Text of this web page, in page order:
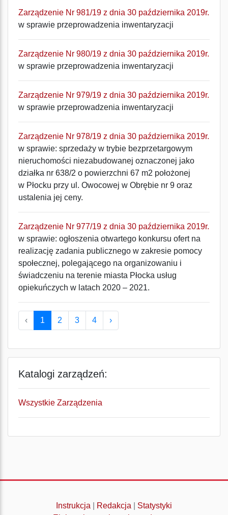
Zarządzenie Nr 981/19 z dnia 30 października 2019r.
w sprawie przeprowadzenia inwentaryzacji
Zarządzenie Nr 980/19 z dnia 30 października 2019r.
w sprawie przeprowadzenia inwentaryzacji
Zarządzenie Nr 979/19 z dnia 30 października 2019r.
w sprawie przeprowadzenia inwentaryzacji
Zarządzenie Nr 978/19 z dnia 30 października 2019r.
w sprawie: sprzedaży w trybie bezprzetargowym
nieruchomości niezabudowanej oznaczonej jako
działka nr 638/2 o powierzchni 67 m2 położonej
w Płocku przy ul. Owocowej w Obrębie nr 9 oraz
ustalenia jej ceny.
Zarządzenie Nr 977/19 z dnia 30 października 2019r.
w sprawie: ogłoszenia otwartego konkursu ofert na
realizację zadania publicznego w zakresie pomocy
społecznej, polegającego na organizowaniu i
świadczeniu na terenie miasta Płocka usług
opiekuńczych w latach 2020 – 2021.
‹ 1 2 3 4 ›
Katalogi zarządzeń:
Wszystkie Zarządzenia
Instrukcja Redakcja
Statystyki